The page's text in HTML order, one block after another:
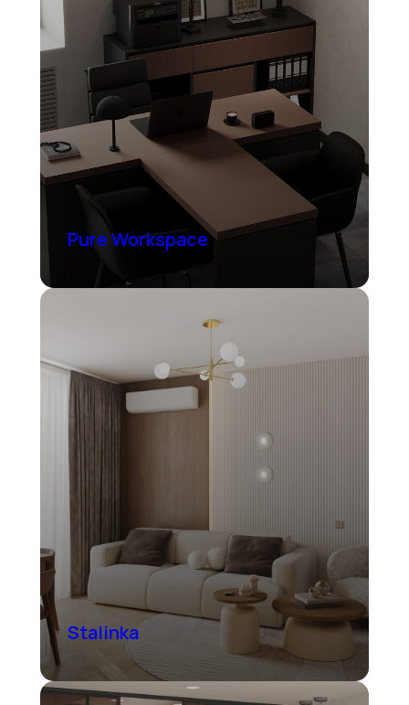
Pure Workspace
Stalinka